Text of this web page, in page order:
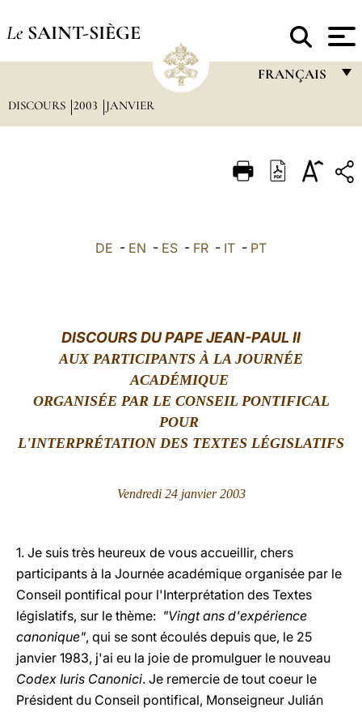
Le SAINT-SIÈGE
FRANÇAIS
ITALIANO
中文
DISCOURS 2003 JANVIER
DE - EN - ES - FR - IT - PT
DISCOURS DU PAPE JEAN-PAUL II
AUX PARTICIPANTS À LA JOURNÉE
ACADÉMIQUE
ORGANISÉE PAR LE CONSEIL PONTIFICAL
POUR
L'INTERPRÉTATION DES TEXTES LÉGISLATIFS
Vendredi 24 janvier 2003
1. Je suis très heureux de vous accueillir, chers
participants à la Journée académique organisée par le
Conseil pontifical pour l'Interprétation des Textes
législatifs, sur le thème: "Vingt ans d'expérience
canonique", qui se sont écoulés depuis que, le 25
janvier 1983, j'ai eu la joie de promulguer le nouveau
Codex Iuris Canonici. Je remercie de tout coeur le
Président du Conseil pontifical, Monseigneur Julián